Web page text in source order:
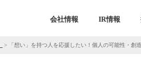
会社情報 IR情報
> 「想い」を持つ人を応援したい！個人の可能性・創